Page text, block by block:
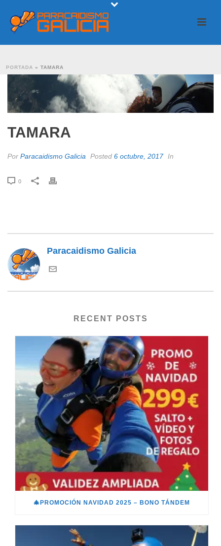
PORTADA » TAMARA
TAMARA
Por Paracaidismo Galicia Posted 6 octubre, 2017 In
0
Paracaidismo Galicia
RECENT POSTS
🎄PROMOCIÓN NAVIDAD 2025 – BONO TÁNDEM